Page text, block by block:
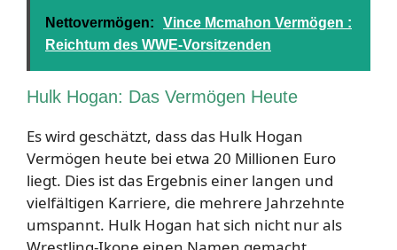
Nettovermögen:
Vince Mcmahon Vermögen :
Reichtum des WWE-Vorsitzenden
Hulk Hogan: Das Vermögen Heute
Es wird geschätzt, dass das Hulk Hogan
Vermögen heute bei etwa 20 Millionen Euro
liegt. Dies ist das Ergebnis einer langen und
vielfältigen Karriere, die mehrere Jahrzehnte
umspannt. Hulk Hogan hat sich nicht nur als